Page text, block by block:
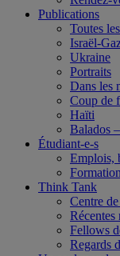
Publications
Toutes
Israël-
Ukraine
Portraits
Dans les
Coup de
Haïti
Balados
Étudiant-e-s
Emplois,
Think Tank
Centre
Récentes
Fellows
Regards